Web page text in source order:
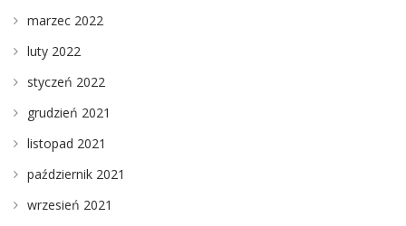
marzec 2022
luty 2022
styczeń 2022
grudzień 2021
listopad 2021
październik 2021
wrzesień 2021